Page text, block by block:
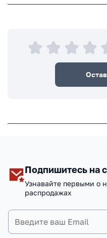
Подпишитесь на
Узнавайте первыми о
распродажах